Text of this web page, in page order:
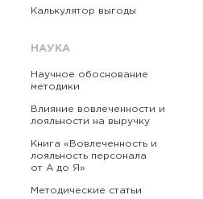
Калькулятор выгоды
НАУКА
Научное обоснование
методики
Влияние вовлеченности и
лояльности на выручку
Книга «Вовлеченность и
лояльность персонала
от А до Я»
Методические статьи